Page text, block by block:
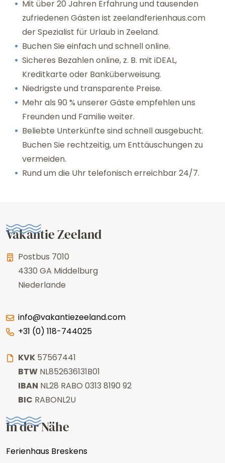
Mit über 20 Jahren Erfahrung und tausenden
zufriedenen Gästen ist zeelandferienhaus.com
der Spezialist für Urlaub in Zeeland.
Buchen Sie einfach und schnell online.
Sicheres Bezahlen online, z. B. mit iDEAL,
Kreditkarte oder Banküberweisung.
Niedrigste und transparente Preise.
Mehr als 90 % unserer Gäste empfehlen uns
Freunden und Familie weiter.
Beliebte Unterkünfte sind schnell ausgebucht.
Buchen Sie rechtzeitig, um Enttäuschungen zu
vermeiden.
Rund um die Uhr telefonisch erreichbar 24/7.
Vakantie Zeeland
Postbus 7010
4330 GA Middelburg
Niederlande
info@vakantiezeeland.com
+31 (0) 118-744025
KVK 57567441
BTW NL852636131B01
IBAN NL28 RABO 0313 8190 92
BIC RABONL2U
In der Nähe
Ferienhaus Breskens